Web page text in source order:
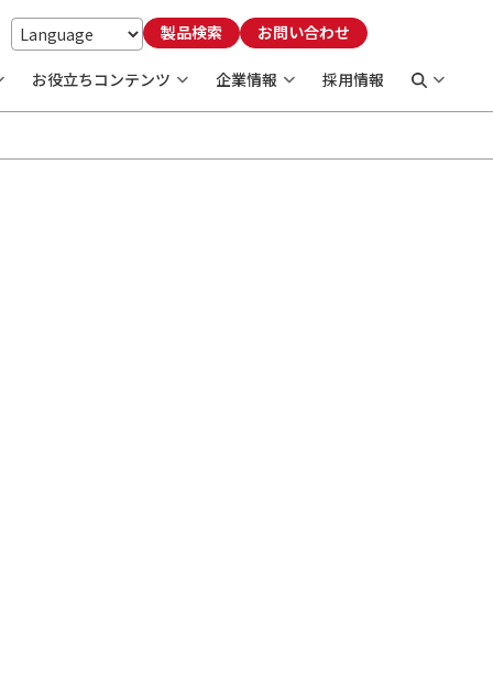
お役立ちコンテンツ 企業情報 採用情報
製品検索 お問い合わせ